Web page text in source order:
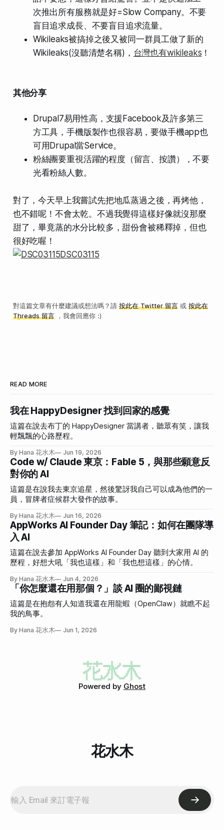
次推出所有服務就是好=Slow Company。不要
盲目追求成長、不要盲目追求流量。
Wikileaks被搞掉之後又被同一群員工做了新的
Wikileaks(沒聽清楚名稱)， 台灣也有wikileaks ！
其他分享
Drupal7易用性高，支援Facebook及許多第三
方工具，手機版製作也很容易，要做手機app也
可用Drupal當Service。
粉絲團要重視活躍的程度（留言、按讚），不要
光看粉絲人數。
對了，今天早上我嘗試先把地瓜蒸過之後，再烤他，
也不錯呢！不會太乾。不過我覺得這樣好像就沒那麼
甜了，畢竟蒸的水分比較多，甜份會被稀釋掉，但也
很好吃喔！
對這篇文章有什麼建議或想法嗎？請 按此在 Twitter 留言或 按此在
Threads 留言，我會回應你 :)
READ MORE
我在 HappyDesigner 找到回家的感覺
這篇在說去布丁的 HappyDesigner 當講者，聽眾有笑，讓我
輕飄飄的心路歷程。
By Hana 花水木 Jun 19, 2026
Code w/ Claude 東京：Fable 5，與那些願意反
對你的 AI
這篇是在說我去東京追星，然後驚訝我自己可以成為他們的一
員，冒牌者症候群大發作的故事。
By Hana 花水木 Jun 16, 2026
AppWorks AI Founder Day 筆記：如何在團隊導
入 AI
這篇在說去參加 AppWorks AI Founder Day 聽到大家用 AI 的
歷程，好想大吼「我也這樣」和「我也想這樣」的心情。
By Hana 花水木 Jun 4, 2026
「你怎麼還在用那個？」談 AI 圈的鄙視鏈
這篇是在抱怨有人知道我還在用龍蝦（OpenClaw）就瞧不起
我的鳥事。
By Hana 花水木 Jun 1, 2026
Powered by Ghost
花水木